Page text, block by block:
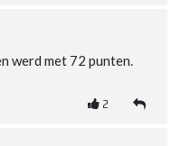
werd met 72 punten.
2